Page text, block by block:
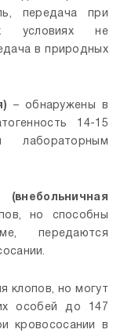
передача при
условиях не
в природных
– обнаружены в
14-15
лабораторным
но способны
передаются
клопов, но могут
особей до 147
кровососании в